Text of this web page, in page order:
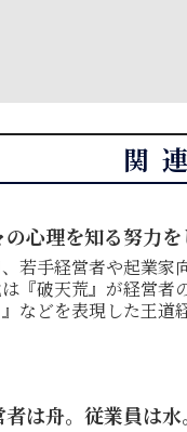
関
の心理を知る努力を
手経営者や起業家向けに勉強会を行
『破天荒』が経営者
などを表現した王道
は舟。従業員は水。